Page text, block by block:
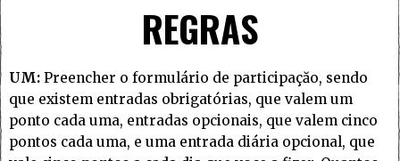
REGRAS
UM: Preencher o formulário de participaçăo, sendo
que existem entradas obrigatórias, que valem um
ponto cada uma, entradas opcionais, que valem cinco
pontos cada uma, e uma entrada diária opcional, que